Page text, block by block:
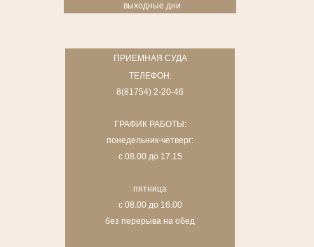
выходные дни
ПРИЕМНАЯ СУДА
ТЕЛЕФОН:
8(81754) 2-20-46
ГРАФИК РАБОТЫ:
понедельник-четверг:
с 08.00 до 17.15
пятница
с 08.00 до 16.00
без перерыва на обед